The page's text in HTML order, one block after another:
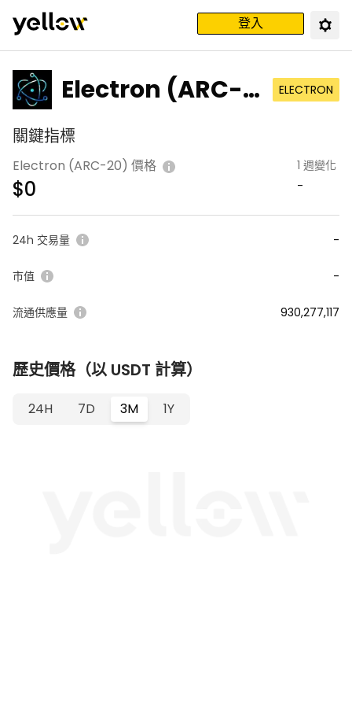
登入
Electron (ARC-2
0)
ELECTRON
關鍵指標
Electron (ARC-20) 價格
$0
1 週變化
-
24h 交易量 -
市值 -
流通供應量 930,277,117
歷史價格（以 USDT 計算）
24H 7D 3M 1Y